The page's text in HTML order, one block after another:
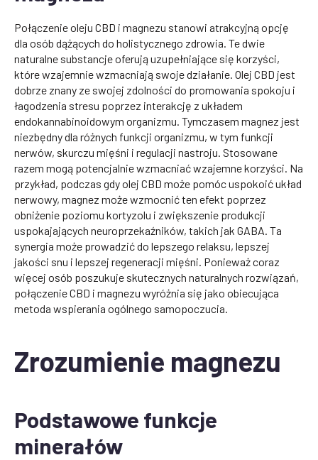
Połączenie oleju CBD i magnezu stanowi atrakcyjną opcję
dla osób dążących do holistycznego zdrowia. Te dwie
naturalne substancje oferują uzupełniające się korzyści,
które wzajemnie wzmacniają swoje działanie. Olej CBD jest
dobrze znany ze swojej zdolności do promowania spokoju i
łagodzenia stresu poprzez interakcję z układem
endokannabinoidowym organizmu. Tymczasem magnez jest
niezbędny dla różnych funkcji organizmu, w tym funkcji
nerwów, skurczu mięśni i regulacji nastroju. Stosowane
razem mogą potencjalnie wzmacniać wzajemne korzyści. Na
przykład, podczas gdy olej CBD może pomóc uspokoić układ
nerwowy, magnez może wzmocnić ten efekt poprzez
obniżenie poziomu kortyzolu i zwiększenie produkcji
uspokajających neuroprzekaźników, takich jak GABA. Ta
synergia może prowadzić do lepszego relaksu, lepszej
jakości snu i lepszej regeneracji mięśni. Ponieważ coraz
więcej osób poszukuje skutecznych naturalnych rozwiązań,
połączenie CBD i magnezu wyróżnia się jako obiecująca
metoda wspierania ogólnego samopoczucia.
Zrozumienie magnezu
Podstawowe funkcje
minerałów